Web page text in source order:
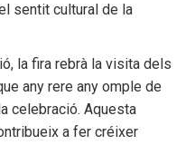
sentit cultural de la
la fira rebrà la visita dels
any rere any omple de
celebració. Aquesta
a fer créixer